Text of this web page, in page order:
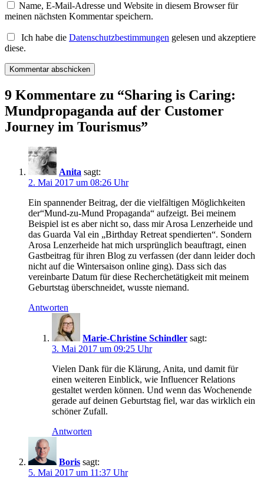
Name, E-Mail-Adresse und Website in diesem Browser für
meinen nächsten Kommentar speichern.
Ich habe die Datenschutzbestimmungen gelesen und akzeptiere
diese.
9 Kommentare zu “Sharing is Caring:
Mundpropaganda auf der Customer
Journey im Tourismus”
Anita sagt:
2. Mai 2017 um 08:26 Uhr
Ein spannender Beitrag, der die vielfältigen Möglichkeiten
der“Mund-zu-Mund Propaganda“ aufzeigt. Bei meinem
Beispiel ist es aber nicht so, dass mir Arosa Lenzerheide und
das Guarda Val ein „Birthday Retreat spendierten“. Sondern
Arosa Lenzerheide hat mich ursprünglich beauftragt, einen
Gastbeitrag für ihren Blog zu verfassen (der dann leider doch
nicht auf die Wintersaison online ging). Dass sich das
vereinbarte Datum für diese Recherchetätigkeit mit meinem
Geburtstag überschneidet, wusste niemand.
Antworten
Marie-Christine Schindler sagt:
3. Mai 2017 um 09:25 Uhr
Vielen Dank für die Klärung, Anita, und damit für
einen weiteren Einblick, wie Influencer Relations
gestaltet werden können. Und wenn das Wochenende
gerade auf deinen Geburtstag fiel, war das wirklich ein
schöner Zufall.
Antworten
Boris sagt:
5. Mai 2017 um 11:37 Uhr